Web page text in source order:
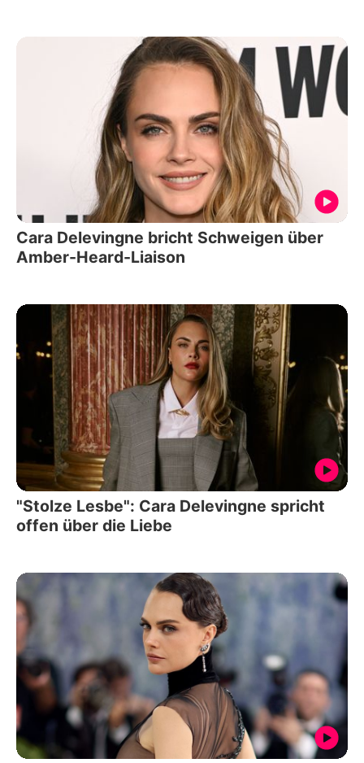
Cara Delevingne bricht Schweigen über
Amber-Heard-Liaison
"Stolze Lesbe": Cara Delevingne spricht
offen über die Liebe